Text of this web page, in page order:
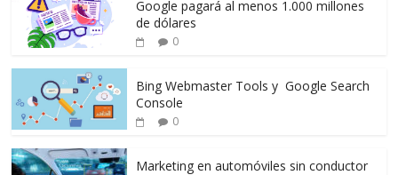
Google pagará al menos 1.000 millones
de dólares
0
Bing Webmaster Tools y Google Search
Console
0
Marketing en automóviles sin conductor